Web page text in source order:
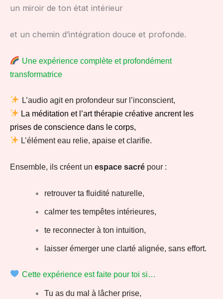
un miroir de ton état intérieur
et un chemin d’intégration douce et profonde.
Une expérience complète et profondément
transformatrice
L’audio agit en profondeur sur l’inconscient,
La méditation et l’art thérapie créative ancrent les
prises de conscience dans le corps,
L’élément eau relie, apaise et clarifie.
Ensemble, ils créent un espace sacré pour :
retrouver ta fluidité naturelle,
calmer tes tempêtes intérieures,
te reconnecter à ton intuition,
laisser émerger une clarté alignée, sans effort.
Cette expérience est faite pour toi si…
Tu as du mal à lâcher prise,